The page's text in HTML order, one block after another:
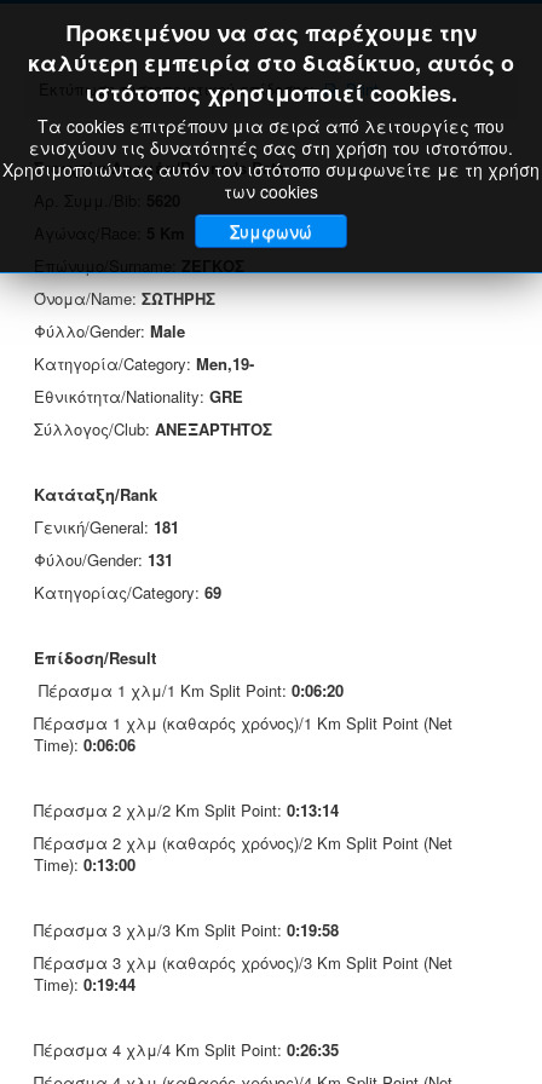
Εκτύπωση πιστοποιητικού επίδοσης: Print
Στοιχεία Δρομέα/Runner's Data
Όνομα/Name:ΣΩΤΗΡΗΣ
Φύλλο/Gender: Male
Κατηγορία/Category: Men,19-
Εθνικότητα/Nationality: GRE
Σύλλογος/Club: ΑΝΕΞΑΡΤΗΤΟΣ
Κατάταξη/Rank
Γενική/General: 181
Φύλου/Gender: 131
Κατηγορίας/Category: 69
Επίδοση/Result
Πέρασμα 1 χλμ/1 Km Split Point: 0:06:20
Πέρασμα 1 χλμ (καθαρός χρόνος)/1 Km Split Point (Net
Time): 0:06:06
Πέρασμα 2 χλμ/2 Km Split Point: 0:13:14
Πέρασμα 2 χλμ (καθαρός χρόνος)/2 Km Split Point (Net
Time): 0:13:00
Πέρασμα 3 χλμ/3 Km Split Point: 0:19:58
Πέρασμα 3 χλμ (καθαρός χρόνος)/3 Km Split Point (Net
Time): 0:19:44
Πέρασμα 4 χλμ/4 Km Split Point: 0:26:35
Προκειμένου να σας παρέχουμε την
καλύτερη εμπειρία στο διαδίκτυο, αυτός ο
ιστότοπος χρησιμοποιεί cookies.
Τα cookies επιτρέπουν μια σειρά από λειτουργίες που
ενισχύουν τις δυνατότητές σας στη χρήση του ιστοτόπου.
Χρησιμοποιώντας αυτόν τον ιστότοπο συμφωνείτε με τη χρήση
των cookies
Συμφωνώ